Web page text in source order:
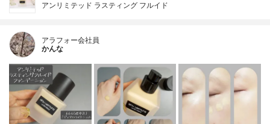
アンリミテッド ラスティング フルイド
アラフォー会社員
かんな